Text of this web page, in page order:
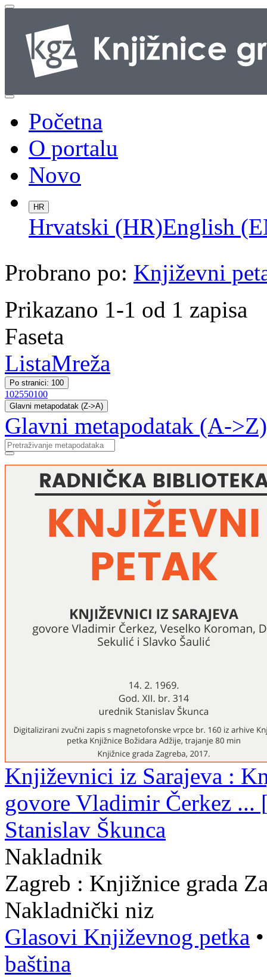
Početna
O portalu
Novo
HR
Hrvatski (HR)English
Probrano po: Književni
Prikazano 1-1 od 1 zapisa
Faseta
ListaMreža
Po stranici: 100
102550100
Glavni metapodatak (Z->A)
Glavni metapodatak (A->Z)
Književnici iz Sarajeva :
govore Vladimir Čerkez
Stanislav Škunca
Nakladnik
Zagreb : Knjižnice grada
Nakladnički niz
Glasovi Književnog petka
baština